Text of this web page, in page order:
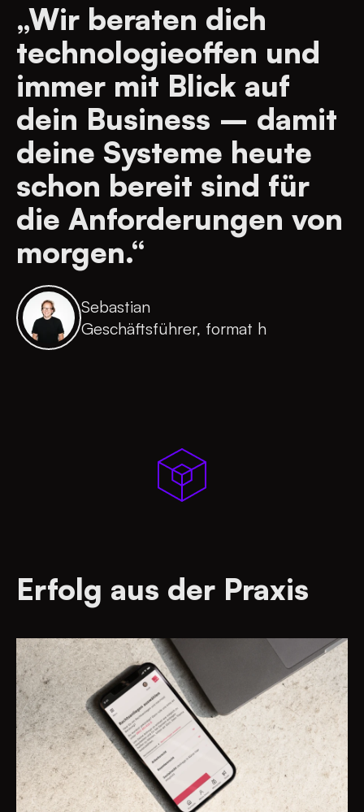
„Wir beraten dich
technologieoffen und
immer mit Blick auf
dein Business – damit
deine Systeme heute
schon bereit sind für
die Anforderungen von
morgen.“
Sebastian
Geschäftsführer, format h
Erfolg aus der Praxis